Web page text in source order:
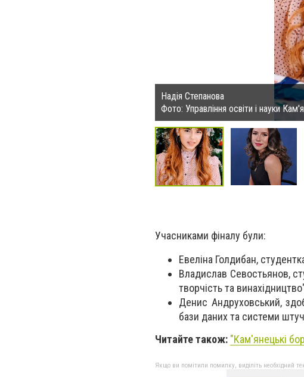
Надія Степанова
Фото: Управління освіти і науки
Учасниками фіналу були:
Евеліна Голдибан,
Владислав Севостьянов,
творчість та
Денис Андруховський,
бази даних та системи
Читайте також: "Кам'янецькі
Якщо ви помітили помилку, виділіть необхідний